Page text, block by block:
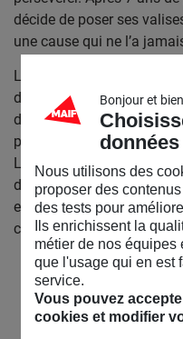
décide de poser ses
une cause qui ne l’a
La Cigogne Anonyme est
disposition pour
désorganisés, ce projet
personnes qui souhaitent
La Cigogne Anonyme est
démarches
et permettre la rencontre
communauté.
Bonjour et
données
Nous utilisons des
proposer des
des tests pour
Ils enrichissent la
métier de nos équipes
que l'usage qui en est
service.
Vous pouvez
cookies et modifier